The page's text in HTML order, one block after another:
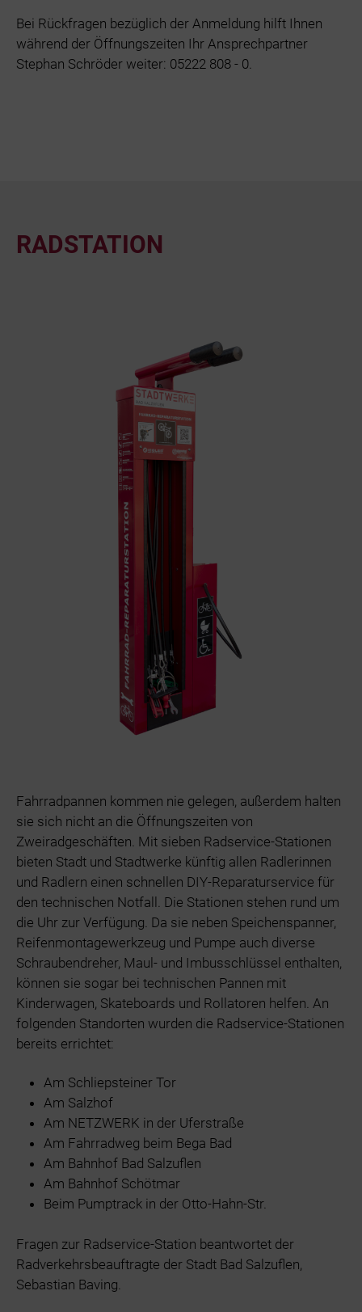
Bei Rückfragen bezüglich der Anmeldung hilft Ihnen
während der Öffnungszeiten Ihr Ansprechpartner
Stephan Schröder weiter: 05222 808 - 0.
RADSTATION
Fahrradpannen kommen nie gelegen, außerdem halten
sie sich nicht an die Öffnungszeiten von
Zweiradgeschäften. Mit sieben Radservice-Stationen
bieten Stadt und Stadtwerke künftig allen Radlerinnen
und Radlern einen schnellen DIY-Reparaturservice für
den technischen Notfall. Die Stationen stehen rund um
die Uhr zur Verfügung. Da sie neben Speichenspanner,
Reifenmontagewerkzeug und Pumpe auch diverse
Schraubendreher, Maul- und Imbusschlüssel enthalten,
können sie sogar bei technischen Pannen mit
Kinderwagen, Skateboards und Rollatoren helfen. An
folgenden Standorten wurden die Radservice-Stationen
bereits errichtet:
Am Schliepsteiner Tor
Am Salzhof
Am NETZWERK in der Uferstraße
Am Fahrradweg beim Bega Bad
Am Bahnhof Bad Salzuflen
Am Bahnhof Schötmar
Beim Pumptrack in der Otto-Hahn-Str.
Fragen zur Radservice-Station beantwortet der
Radverkehrsbeauftragte der Stadt Bad Salzuflen,
Sebastian Baving.